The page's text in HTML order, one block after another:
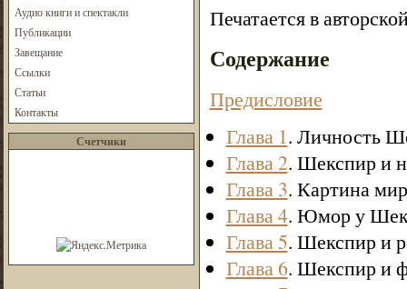
Аудио книги и спектакли
Публикации
Завещание
Ссылки
Статьи
Контакты
Счетчики
Печатается в
Содержание
Предисловие
Глава 1. Личность
Глава 2. Шекспир и
Глава 3. Картина
Глава 4. Юмор у
Глава 5. Шекспир и
Глава 6. Шекспир и